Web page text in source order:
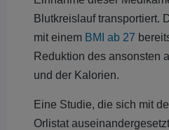
Blutkreislauf transportiert.
mit einem BMI ab 27
Reduktion des ansonsten
und der Kalorien.
Eine Studie, die sich mit
Orlistat